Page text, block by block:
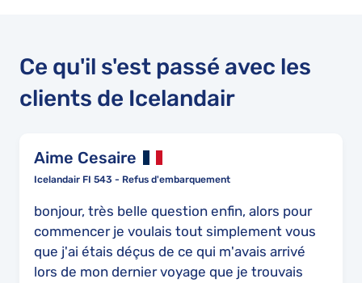
Ce qu'il s'est passé avec les
clients de Icelandair
Aime Cesaire
Icelandair FI 543 - Refus d'embarquement
bonjour, très belle question enfin, alors pour
commencer je voulais tout simplement vous
que j'ai étais déçus de ce qui m'avais arrivé
lors de mon dernier voyage que je trouvais